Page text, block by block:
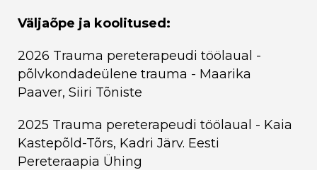
Väljaõpe ja koolitused:
2026 Trauma pereterapeudi töölaual -
põlvkondadeülene trauma - Maarika
Paaver, Siiri Tõniste
2025 Trauma pereterapeudi töölaual - Kaia
Kastepõld-Tõrs, Kadri Järv. Eesti
Pereteraapia Ühing